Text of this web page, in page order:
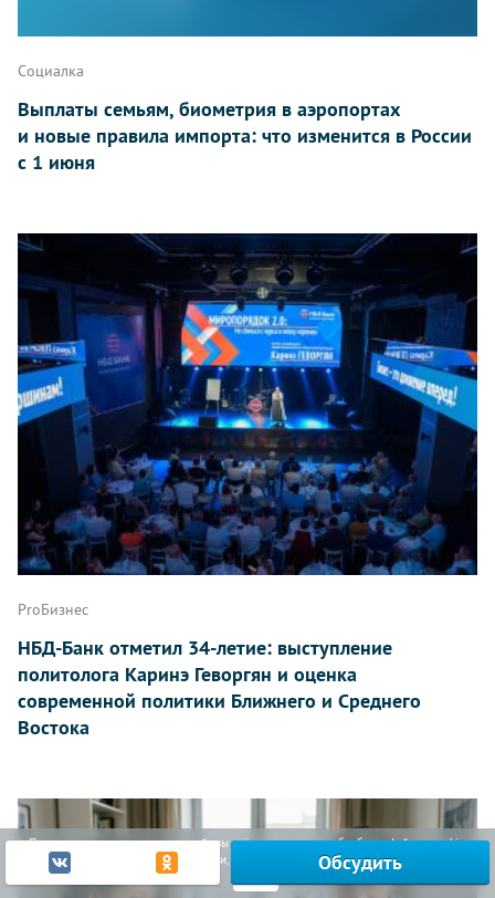
Продолжая использовать наш сайт, вы даёте согласие на обработку файлов cookie,
включая использование Яндекс.Метрики, в целях улучшения работы сайта.
Обсудить
Социалка
Выплаты семьям, биометрия в аэропортах
и новые правила импорта: что изменится в России
с 1 июня
ProБизнес
НБД-Банк отметил 34-летие: выступление
политолога Каринэ Геворгян и оценка
современной политики Ближнего и Среднего
Востока